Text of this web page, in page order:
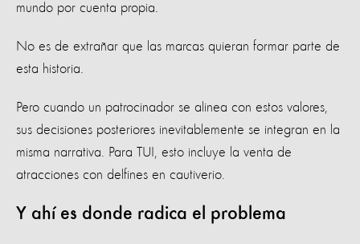
mundo por cuenta propia.
No es de extrañar que las marcas quieran formar parte de
esta historia.
Pero cuando un patrocinador se alinea con estos valores,
sus decisiones posteriores inevitablemente se integran en la
misma narrativa. Para TUI, esto incluye la venta de
atracciones con delfines en cautiverio.
Y ahí es donde radica el problema